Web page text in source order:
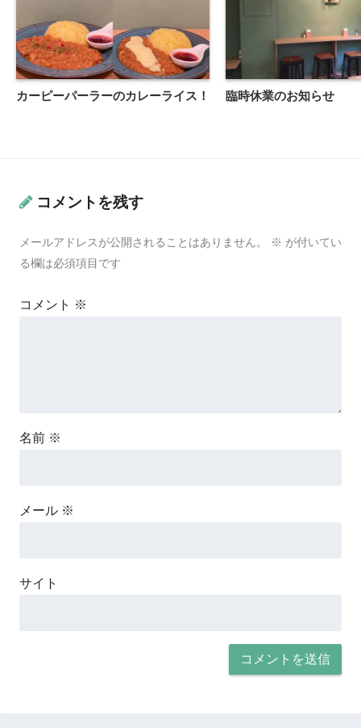
カーピーパーラーのカレーライス！ 臨時休業のお知らせ
コメントを残す
メールアドレスが公開されることはありません。 ※ が付いてい
る欄は必須項目です
コメント ※
名前 ※
メール ※
サイト